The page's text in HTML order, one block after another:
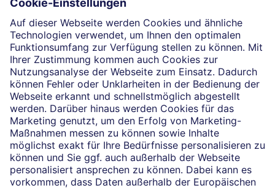
Risiken absichern
Die selbstständigen Finanzberater:innen beraten in
Finanzgeschäften, die sie für die Deutsche Bank AG
vermitteln dürfen. Das Einverständnis zu den dabei
vermittelten Verträgen sowie in diesem
Zusammenhang erforderliche Erklärungen werden
stets rechtsverbindlich nur durch die Deutsche Bank
AG oder durch die mit ihr kooperierenden
Produktpartner gegeben.
Impressum